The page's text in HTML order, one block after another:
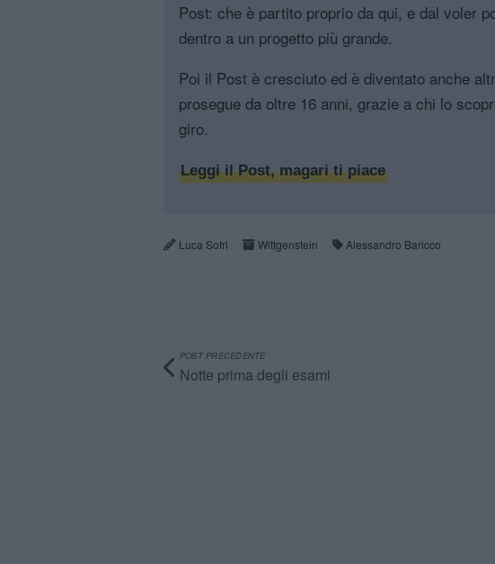
Post: che è partito proprio da qui, e dal voler
dentro a un progetto più grande.
Poi il Post è cresciuto ed è diventato anche
prosegue da oltre 16 anni, grazie a chi lo
giro.
Leggi il Post, magari ti piace
Luca Sofri Wittgenstein Alessandro Baricco
POST PRECEDENTE
Notte prima degli esami